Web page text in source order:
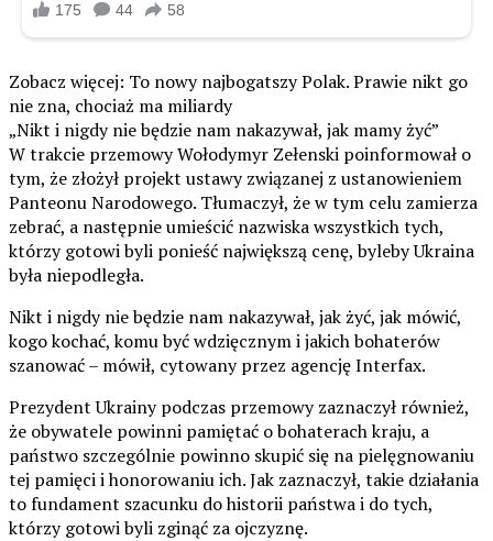
Zobacz więcej: To nowy najbogatszy Polak. Prawie nikt go
nie zna, chociaż ma miliardy
„Nikt i nigdy nie będzie nam nakazywał, jak mamy żyć”
W trakcie przemowy Wołodymyr Zełenski poinformował o
tym, że złożył projekt ustawy związanej z ustanowieniem
Panteonu Narodowego. Tłumaczył, że w tym celu zamierza
zebrać, a następnie umieścić nazwiska wszystkich tych,
którzy gotowi byli ponieść największą cenę, byleby Ukraina
była niepodległa.
Nikt i nigdy nie będzie nam nakazywał, jak żyć, jak mówić,
kogo kochać, komu być wdzięcznym i jakich bohaterów
szanować – mówił, cytowany przez agencję Interfax.
Prezydent Ukrainy podczas przemowy zaznaczył również,
że obywatele powinni pamiętać o bohaterach kraju, a
państwo szczególnie powinno skupić się na pielęgnowaniu
tej pamięci i honorowaniu ich. Jak zaznaczył, takie działania
to fundament szacunku do historii państwa i do tych,
którzy gotowi byli zginąć za ojczyznę.